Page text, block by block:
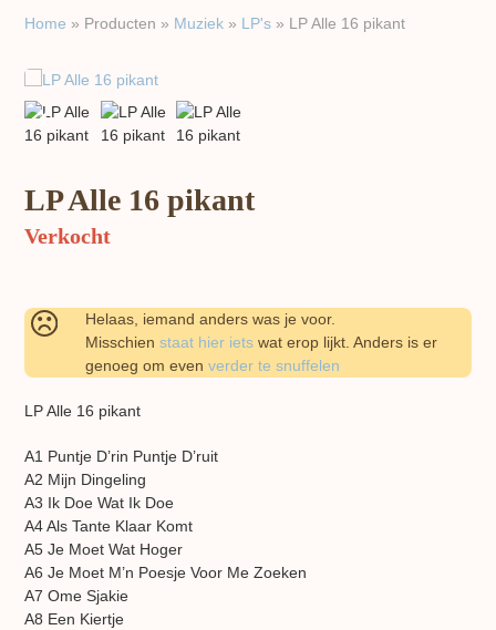
Home » Producten » Muziek » LP's » LP Alle 16 pikant
previous
slide
slide
LP Alle 16 pikant
Verkocht
Helaas, iemand anders was je voor.
Misschienstaat hier iets wat erop lijkt. Anders is er
genoeg om evenverder te snuffelen
LP Alle 16 pikant
A1 Puntje D’rin Puntje D’ruit
A2 Mijn Dingeling
A3 Ik Doe Wat Ik Doe
A4 Als Tante Klaar Komt
A5 Je Moet Wat Hoger
A6 Je Moet M’n Poesje Voor Me Zoeken
A7 Ome Sjakie
A8 Een Kiertje